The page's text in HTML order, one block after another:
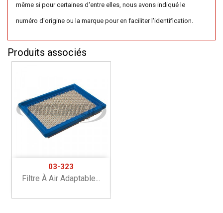
même si pour certaines d'entre elles, nous avons indiqué le
numéro d'origine ou la marque pour en faciliter l'identification.
Produits associés
03-323
Filtre À Air Adaptable...